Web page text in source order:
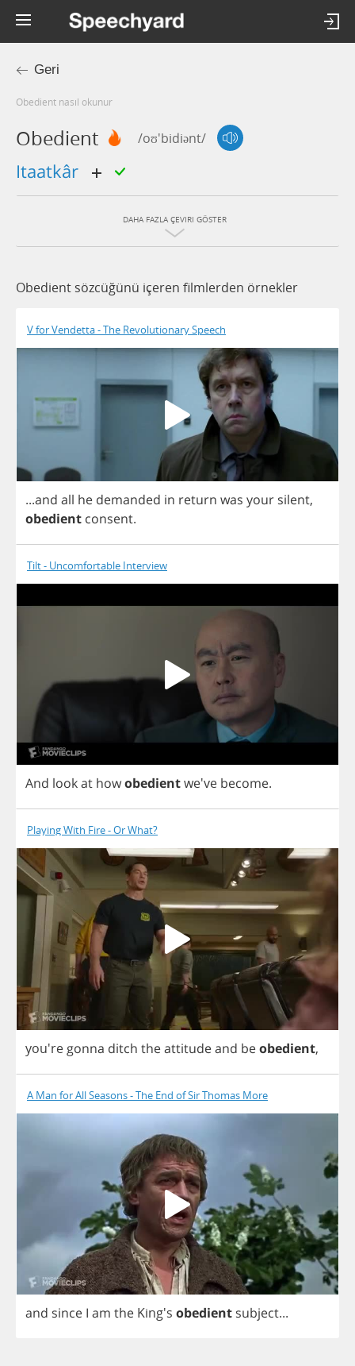
Geri
obedient nasıl okunur
Obedient /oʊ'bidiənt/
itaatkâr
DAHA FAZLA ÇEVIRI GÖSTER
Obedient sözcüğünü içeren filmlerden örnekler
V for Vendetta - The Revolutionary Speech
...and all he demanded in return was your silent,
obedient consent.
Tilt - Uncomfortable Interview
And lookat howobedientwe've become.
Playing With Fire - Or What?
you're gonna ditch theattitudeand beobedient,
A Man for All Seasons - The End of Sir Thomas More
and since I am the King's obedient subject...